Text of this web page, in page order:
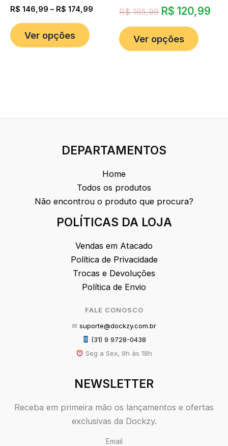
R$ 146,99 – R$ 174,99
Ver opções
R$165,99 R$ 120,99
Ver opções
DEPARTAMENTOS
Home
Todos os produtos
Não encontrou o produto que procura?
POLÍTICAS DA LOJA
Vendas em Atacado
Política de Privacidade
Trocas e Devoluções
Política de Envio
FALE CONOSCO
✉ suporte@dockzy.com.br
(31) 9 9728-0438
Seg a Sex, 9h às 18h
NEWSLETTER
Receba em primeira mão os lançamentos e ofertas
exclusivas da Dockzy.
Email